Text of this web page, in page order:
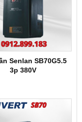
Senlan SB70G5.5
3p 380V